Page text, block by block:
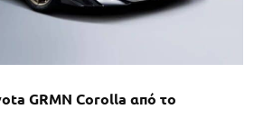
GRMN Corolla από το